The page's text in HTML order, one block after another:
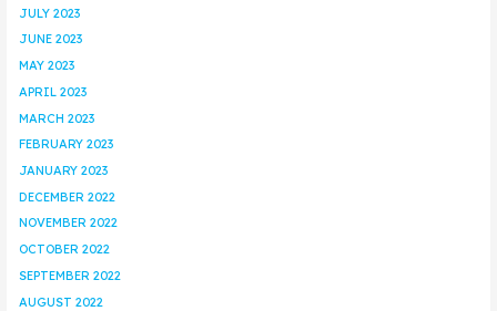
JULY 2023
JUNE 2023
MAY 2023
APRIL 2023
MARCH 2023
FEBRUARY 2023
JANUARY 2023
DECEMBER 2022
NOVEMBER 2022
OCTOBER 2022
SEPTEMBER 2022
AUGUST 2022